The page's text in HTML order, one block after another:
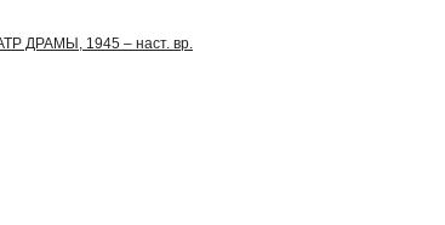
ДРАМЫ, 1945 – наст. вр.